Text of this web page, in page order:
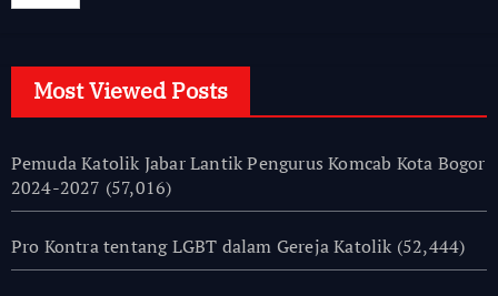
Most Viewed Posts
Pemuda Katolik Jabar Lantik Pengurus Komcab Kota Bogor
2024-2027 (57,016)
Pro Kontra tentang LGBT dalam Gereja Katolik (52,444)